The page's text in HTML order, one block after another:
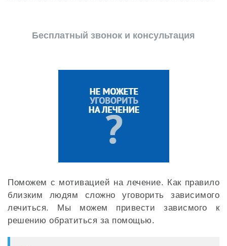
Бесплатный звонок и консультация
Поможем с мотивацией на лечение. Как правило
близким людям сложно уговорить зависимого
лечиться. Мы можем привести зависмого к
решению обратиться за помощью.